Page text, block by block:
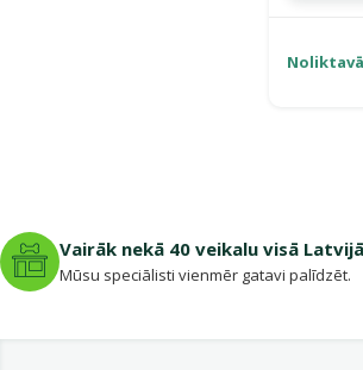
Noliktavā
Vairāk nekā 40 veikalu visā Latvijā
Mūsu speciālisti vienmēr gatavi palīdzēt.